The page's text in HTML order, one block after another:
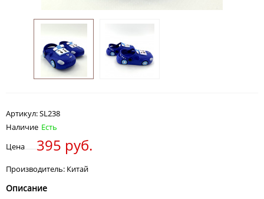
Артикул:SL238
Наличие Есть
Цена
395 руб.
Производитель: Китай
Описание